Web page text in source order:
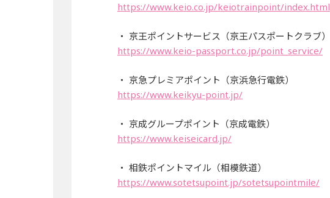
https://www.keio.co.jp/keiotrainpoint/index.html
・ 京王ポイントサービス（京王パスポートクラブ）
https://www.keio-passport.co.jp/point_service/
・ 京急プレミアポイント（京浜急行電鉄）
https://www.keikyu-point.jp/
・ 京成グループポイント（京成電鉄）
https://www.keiseicard.jp/
・ 相鉄ポイントマイル（相模鉄道）
https://www.sotetsupoint.jp/sotetsupointmile/